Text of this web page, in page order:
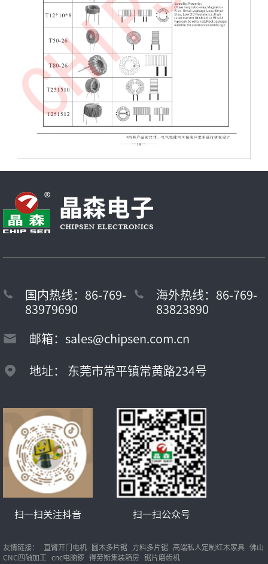
国内热线：86-769-
83979690
海外热线：86-769-
83823890
邮箱：sales@chipsen.com.cn
地址： 东莞市常平镇常黄路234号
扫一扫关注抖音 扫一扫公众号
友情链接： 直臂开门电机 圆木多片锯 方料多片锯 高端私人定制红木家具 佛山
CNC四轴加工 cnc电脑锣 得劳斯集装箱房 锯片磨齿机